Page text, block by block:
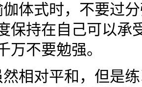
伽体式时，不要过
保持在自己可以承
万不要勉强。
相对平和，但是